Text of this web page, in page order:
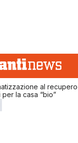
al
la casa “bio”